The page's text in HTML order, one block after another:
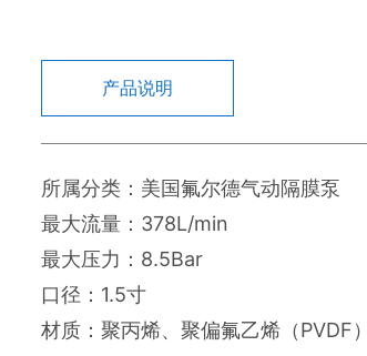
产品说明
所属分类：美国氟尔德气动隔膜泵
最大流量：378L/min
最大压力：8.5Bar
口径：1.5寸
材质：聚丙烯、聚偏氟乙烯（PVDF